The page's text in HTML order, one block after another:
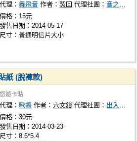
代理：舞飛音 作者：契回 代理社團：音之狂想曲
價格：15元
發售日期：2014-05-17
尺寸：普通明信片大小
紙 (脫褲款)
悠遊卡貼
代理： 啾醬 作者：六文錢 代理社團： 出入平安
價格：30元
發售日期：2014-03-23
尺寸：8.6*5.4